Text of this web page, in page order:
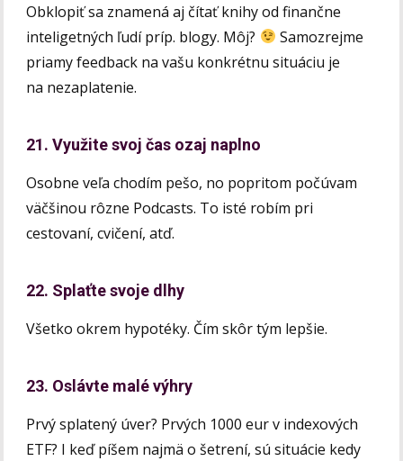
Obklopiť sa znamená aj čítať knihy od finančne
inteligetných ľudí príp. blogy. Môj?
Samozrejme
priamy feedback na vašu konkrétnu situáciu je
na nezaplatenie.
21. Využite svoj čas ozaj naplno
Osobne veľa chodím pešo, no popritom počúvam
väčšinou rôzne Podcasts. To isté robím pri
cestovaní, cvičení, atď.
22. Splaťte svoje dlhy
Všetko okrem hypotéky. Čím skôr tým lepšie.
23. Oslávte malé výhry
Prvý splatený úver? Prvých 1000 eur v indexových
ETF? I keď píšem najmä o šetrení, sú situácie kedy